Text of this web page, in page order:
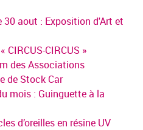
aout : Exposition d'Art et
CIRCUS-CIRCUS »
des Associations
de Stock Car
mois : Guinguette à la
d’oreilles en résine UV